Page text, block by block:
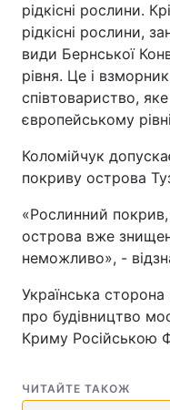
рідкісні рослини.
рідкісні рослини,
види Бернської
рівня. Це і
співтовариство,
європейському
Коломійчук
покриву острова
«Рослинний
острова вже
неможливо», -
Українська
про будівництво
Криму Російською
ЧИТАЙТЕ ТАКОЖ